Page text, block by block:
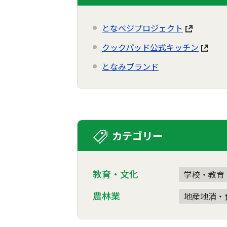
となベジプロジェクト
クックパッド公式キッチン
となみブランド
カテゴリー
教育・文化 学校・教育
農林業 地産地消・